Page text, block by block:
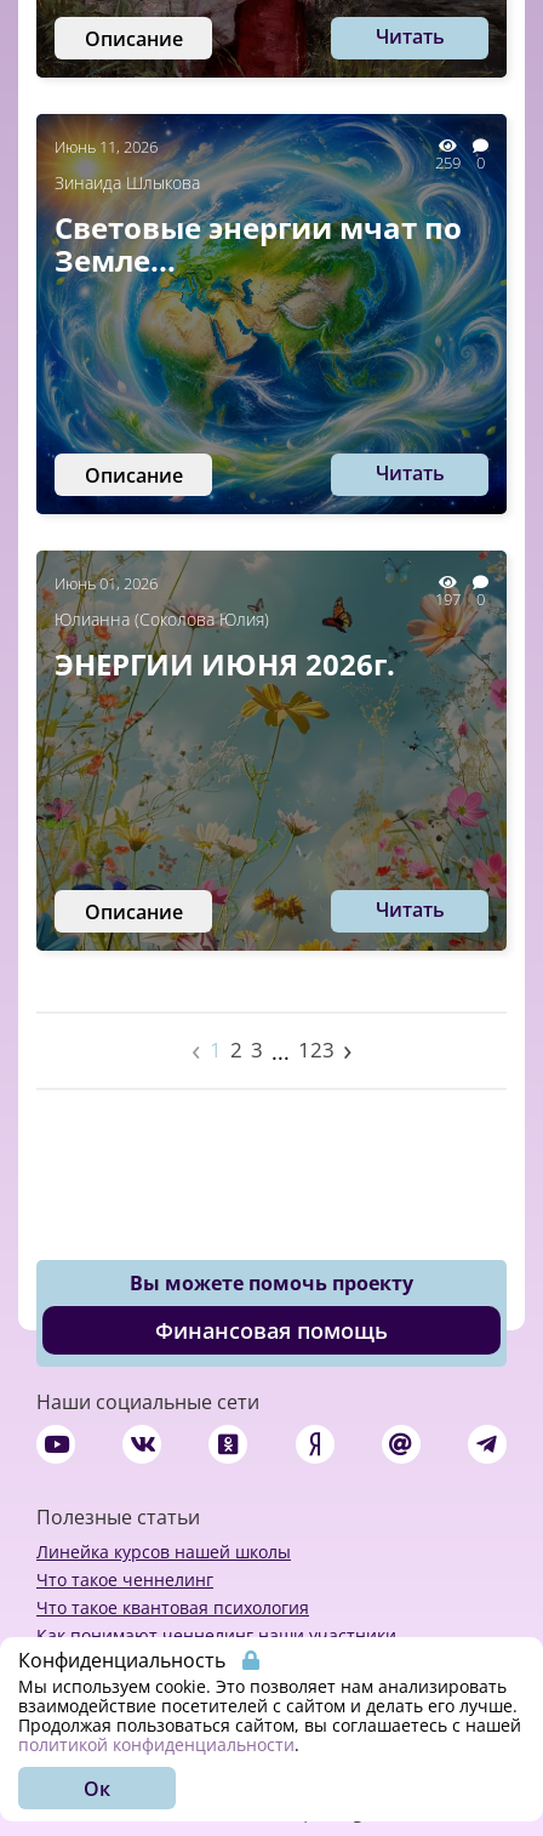
Описание Читать
Июнь 11, 2026
259 0
Зинаида Шлыкова
Световые энергии мчат по
Земле...
Описание Читать
Июнь 01, 2026
197 0
Юлианна (Соколова Юлия)
ЭНЕРГИИ ИЮНЯ 2026г.
Описание Читать
‹ 1 2 3 ... 123 ›
Вы можете помочь проекту
Финансовая помощь
Наши социальные сети
Полезные статьи
Линейка курсов нашей школы
Что такое ченнелинг
Что такое квантовая психология
Как понимают ченнелинг наши участники
Политика конфиденциальности
Закажи ченнелинг
© 2018 - 2023 Kvreal2018 | All rights reserved.
Конфиденциальность
Мы используем cookie. Это позволяет нам анализировать
взаимодействие посетителей с сайтом и делать его лучше.
Продолжая пользоваться сайтом, вы соглашаетесь с нашей
политикой конфиденциальности.
Ок